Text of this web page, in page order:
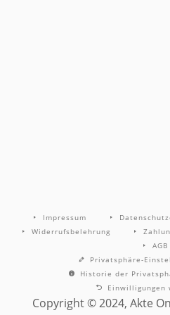
Impressum
Widerrufsbelehrung
AGB
Privatsphäre-
Historie der
Einwilligungen
Copyright © 2024, Akte